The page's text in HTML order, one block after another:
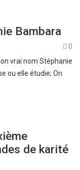
Bambara
0
vrai nom Stéphanie
ou elle étudie; On
de karité